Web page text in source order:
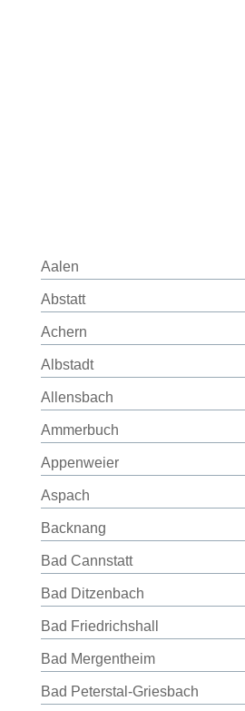
Aalen
Abstatt
Achern
Albstadt
Allensbach
Ammerbuch
Appenweier
Aspach
Backnang
Bad Cannstatt
Bad Ditzenbach
Bad Friedrichshall
Bad Mergentheim
Bad Peterstal-Griesbach